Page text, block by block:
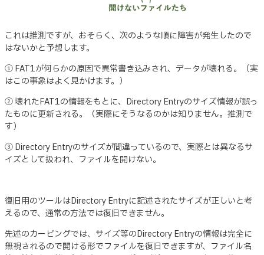
これは推測ですが、おそらく、次のような順に障害が発生したので
はないかと予想します。
① FAT1が何らかの原因で異常書き込みされ、データが壊れる。（実
はこの事象はよく見かけます。）
② 壊れたFAT1の情報をもとに、Directory Entryのサイズ情報が誤っ
たものに更新される。（実際にそうなるのかは知りません。推測で
す）
③ Directory Entryのサイズが間違っているので、実際とは異なるサ
イズとして扱われ、ファイルを開けない。
復旧用のツールはDirectory Entryに記述されたサイズが正しいと考
えるので、通常の方法では復旧できません。
先述のカービングでは、サイズ等のDirectory Entryの情報は完全に
無視されるので開ける形でファイルを復旧できますが、ファイル名